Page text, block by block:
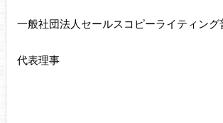
一般社団法人セールスコピーライティング
代表理事